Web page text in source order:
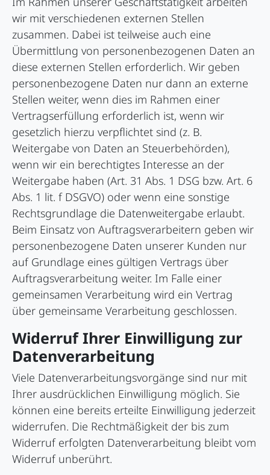
wir mit verschiedenen externen Stellen
zusammen. Dabei ist teilweise auch eine
Übermittlung von personenbezogenen Daten an
diese externen Stellen erforderlich. Wir geben
personenbezogene Daten nur dann an externe
Stellen weiter, wenn dies im Rahmen einer
Vertragserfüllung erforderlich ist, wenn wir
gesetzlich hierzu verpflichtet sind (z. B.
Weitergabe von Daten an Steuerbehörden),
wenn wir ein berechtigtes Interesse an der
Weitergabe haben (Art. 31 Abs. 1 DSG bzw. Art. 6
Abs. 1 lit. f DSGVO) oder wenn eine sonstige
Rechtsgrundlage die Datenweitergabe erlaubt.
Beim Einsatz von Auftragsverarbeitern geben wir
personenbezogene Daten unserer Kunden nur
auf Grundlage eines gültigen Vertrags über
Auftragsverarbeitung weiter. Im Falle einer
gemeinsamen Verarbeitung wird ein Vertrag
über gemeinsame Verarbeitung geschlossen.
Widerruf Ihrer Einwilligung zur
Datenverarbeitung
Viele Datenverarbeitungsvorgänge sind nur mit
Ihrer ausdrücklichen Einwilligung möglich. Sie
können eine bereits erteilte Einwilligung jederzeit
widerrufen. Die Rechtmäßigkeit der bis zum
Widerruf erfolgten Datenverarbeitung bleibt vom
Widerruf unberührt.